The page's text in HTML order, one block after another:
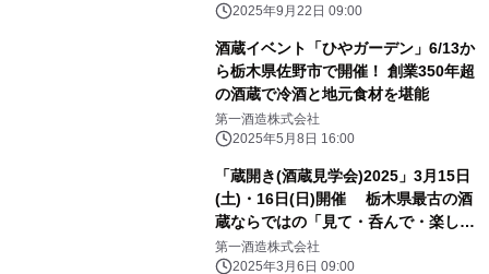
2025年9月22日 09:00
酒蔵イベント「ひやガーデン」6/13か
ら栃木県佐野市で開催！ 創業350年超
の酒蔵で冷酒と地元食材を堪能
第一酒造株式会社
2025年5月8日 16:00
「蔵開き(酒蔵見学会)2025」3月15日
(土)・16日(日)開催 栃木県最古の酒
蔵ならではの「見て・呑んで・楽しむ
イベント」
第一酒造株式会社
2025年3月6日 09:00